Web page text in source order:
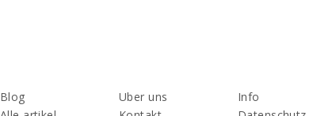
Blog
Uber uns
Info